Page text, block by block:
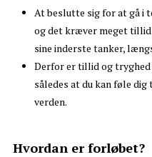
At beslutte sig for at gå i
og det kræver meget tillid
sine inderste tanker,
Derfor er tillid og tryghed
således at du kan føle
verden.
Hvordan er forløbet?